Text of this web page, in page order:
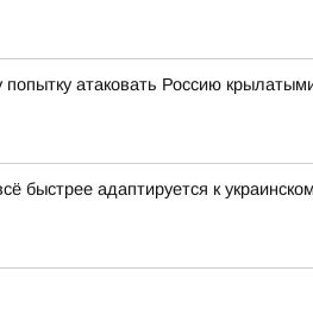
атаковать Россию
быстрее адаптируется к